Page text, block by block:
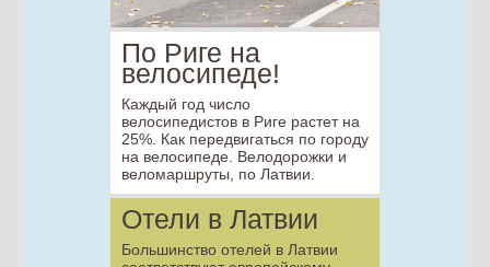
По Риге на
велосипеде!
Каждый год число
велосипедистов в Риге растет на
25%. Как передвигаться по городу
на велосипеде. Велодорожки и
веломаршруты, по Латвии.
Отели в Латвии
Большинство отелей в Латвии